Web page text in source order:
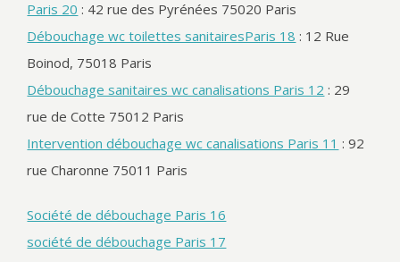
Paris 20 : 42 rue des Pyrénées 75020 Paris
Débouchage wc toilettes sanitairesParis 18 : 12 Rue
Boinod, 75018 Paris
Débouchage sanitaires wc canalisations Paris 12 : 29
rue de Cotte 75012 Paris
Intervention débouchage wc canalisations Paris 11 : 92
rue Charonne 75011 Paris
Société de débouchage Paris 16
société de débouchage Paris 17